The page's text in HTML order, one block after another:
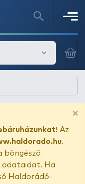
×
Az
.
böngésző
adataidat. Ha
Haldorádó-